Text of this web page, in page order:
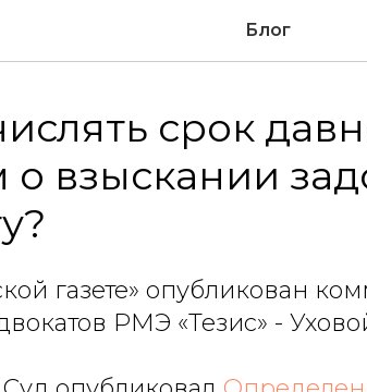
Блог
срок
о взыскании
газете» опубликован
РМЭ «Тезис» -